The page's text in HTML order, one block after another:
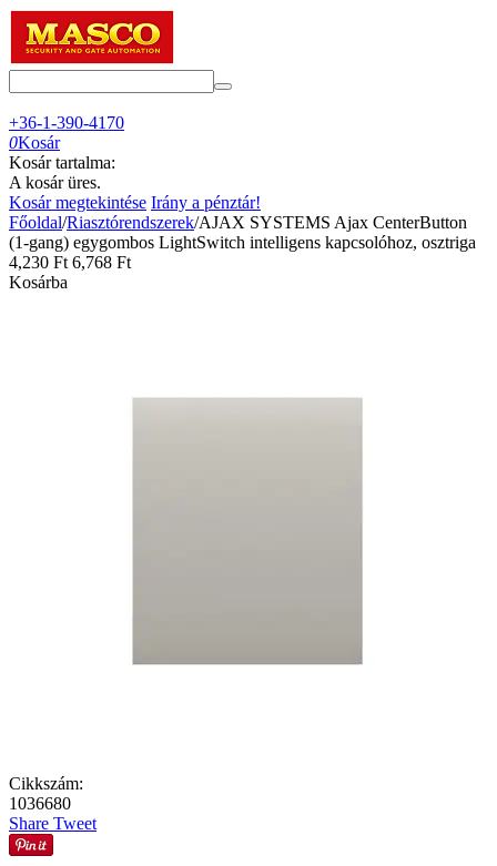
+36-1-390-4170
0Kosár
Kosár tartalma:
A kosár üres.
Kosár megtekintése Irány a pénztár!
Főoldal/Riasztórendszerek/AJAX SYSTEMS Ajax CenterButton
(1-gang) egygombos LightSwitch intelligens kapcsolóhoz, osztriga
4,230 Ft 6,768 Ft
Kosárba
Cikkszám:
1036680
Share Tweet